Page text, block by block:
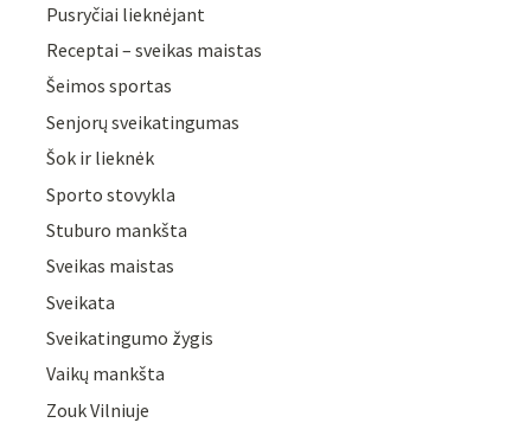
Pusryčiai lieknėjant
Receptai – sveikas maistas
Šeimos sportas
Senjorų sveikatingumas
Šok ir lieknėk
Sporto stovykla
Stuburo mankšta
Sveikas maistas
Sveikata
Sveikatingumo žygis
Vaikų mankšta
Zouk Vilniuje